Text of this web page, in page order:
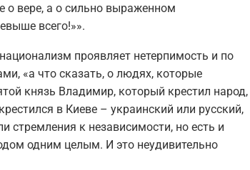
о вере, а о сильно выраженном
всего!»».
проявляет нетерпимость и по
«а что сказать, о людях, которые
князь Владимир, который крестил народ,
в Киеве – украинский или русский,
стремления к независимости, но есть и
одним целым. И это неудивительно